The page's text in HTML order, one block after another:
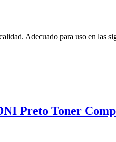
Adecuado para uso en las
Preto Toner